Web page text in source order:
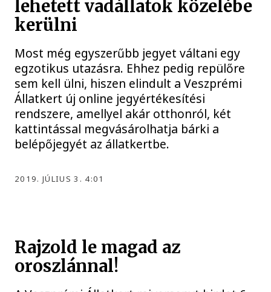
lehetett vadállatok közelébe
kerülni
Most még egyszerűbb jegyet váltani egy
egzotikus utazásra. Ehhez pedig repülőre
sem kell ülni, hiszen elindult a Veszprémi
Állatkert új online jegyértékesítési
rendszere, amellyel akár otthonról, két
kattintással megvásárolhatja bárki a
belépőjegyét az állatkertbe.
2019. JÚLIUS 3. 4:01
Rajzold le magad az
oroszlánnal!